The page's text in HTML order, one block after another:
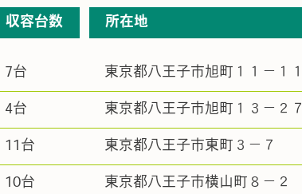
収容台数 所在地
7台 東京都八王子市旭町１１－１１
4台 東京都八王子市旭町１３－２７
11台 東京都八王子市東町３－７
10台 東京都八王子市横山町８－２